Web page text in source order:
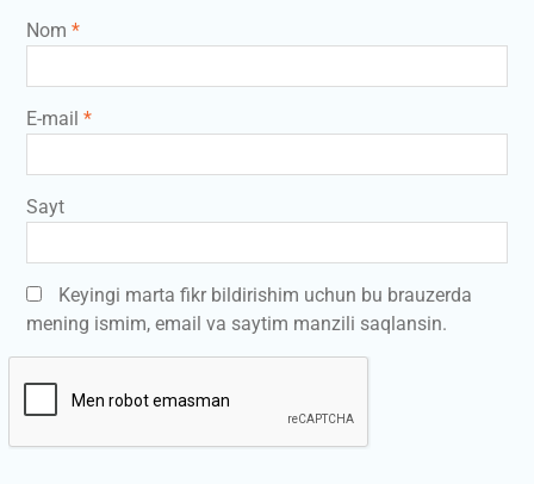
Nom *
E-mail *
Sayt
Keyingi marta fikr bildirishim uchun bu brauzerda
mening ismim, email va saytim manzili saqlansin.